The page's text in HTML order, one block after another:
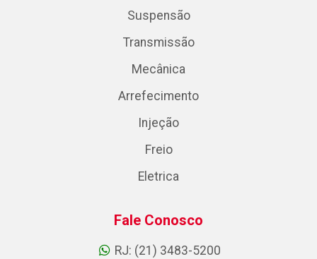
Suspensão
Transmissão
Mecânica
Arrefecimento
Injeção
Freio
Eletrica
Fale Conosco
RJ: (21) 3483-5200